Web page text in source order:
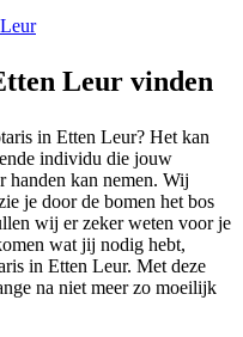
Leur vinden
in Etten Leur? Het kan
individu die jouw
handen kan nemen. Wij
je door de bomen het bos
wij er zeker weten voor je
wat jij nodig hebt,
in Etten Leur. Met deze
na niet meer zo moeilijk